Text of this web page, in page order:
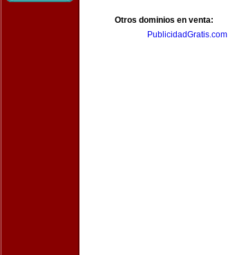
Otros dominios en venta:
PublicidadGratis.com